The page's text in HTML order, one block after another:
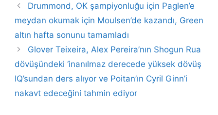
Drummond, OK şampiyonluğu için Paglen’e
meydan okumak için Moulsen’de kazandı, Green
altın hafta sonunu tamamladı
Glover Teixeira, Alex Pereira’nın Shogun Rua
dövüşündeki ‘inanılmaz derecede yüksek dövüş
IQ’sundan ders alıyor ve Poitan’ın Cyril Ginn’i
nakavt edeceğini tahmin ediyor